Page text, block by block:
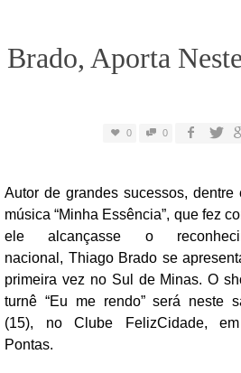
Aporta Neste
0 0
Autor de grandes sucessos, dentre
música “Minha Essência”, que fez
ele alcançasse o
nacional, Thiago Brado se
primeira vez no Sul de Minas. O
turnê “Eu me rendo” será neste
(15), no Clube FelizCidade,
Pontas.